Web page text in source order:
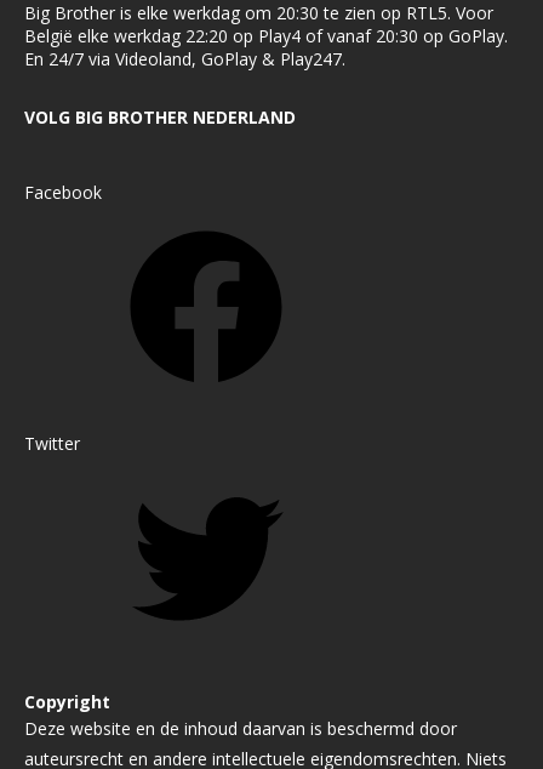
Big Brother is elke werkdag om 20:30 te zien op RTL5. Voor
België elke werkdag 22:20 op Play4 of vanaf 20:30 op GoPlay.
En 24/7 via Videoland, GoPlay & Play247.
VOLG BIG BROTHER NEDERLAND
Facebook
Twitter
Copyright
Deze website en de inhoud daarvan is beschermd door
auteursrecht en andere intellectuele eigendomsrechten. Niets